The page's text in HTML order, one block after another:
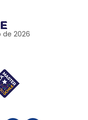
de 2026